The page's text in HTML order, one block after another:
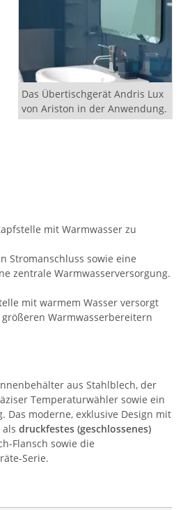
Das Übertischgerät Andris Lux
von Ariston in der Anwendung.
mit Warmwasser zu
Stromanschluss sowie eine
zentrale Warmwasserversorgung.
mit warmem Wasser versorgt
Warmwasserbereitern
aus Stahlblech, der
Temperaturwähler sowie ein
moderne, exklusive Design mit
druckfestes (geschlossenes)
Flansch sowie die
Serie.